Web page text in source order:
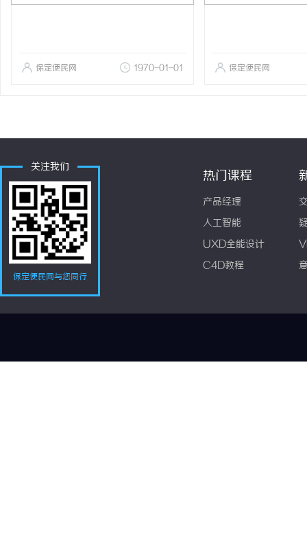
保定便民网 1970-01-01 保定便民网
关注我们
保定便民网与您同行
热门课程
产品经理
人工智能
UXD全能设计
C4D教程